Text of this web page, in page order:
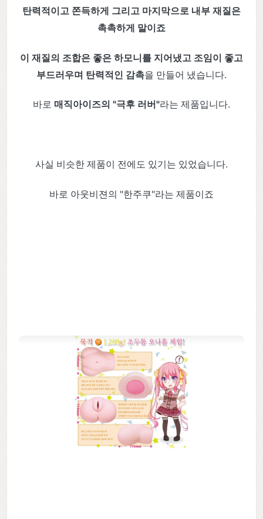
탄력적이고 쫀득하게 그리고 마지막으로 내부 재질은
촉촉하게 말이죠
이 재질의 조합은 좋은 하모니를 지어냈고 조임이 좋고
부드러우며 탄력적인 감촉을 만들어 냈습니다.
바로 매직아이즈의 "극후 러버"라는 제품입니다.
사실 비슷한 제품이 전에도 있기는 있었습니다.
바로 아웃비젼의 "한주쿠"라는 제품이죠